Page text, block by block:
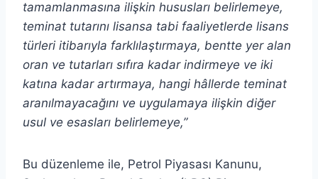
tamamlanmasına ilişkin hususları belirlemeye,
teminat tutarını lisansa tabi faaliyetlerde lisans
türleri itibarıyla farklılaştırmaya, bentte yer alan
oran ve tutarları sıfıra kadar indirmeye ve iki
katına kadar artırmaya, hangi hâllerde teminat
aranılmayacağını ve uygulamaya ilişkin diğer
usul ve esasları belirlemeye,”
Bu düzenleme ile, Petrol Piyasası Kanunu,